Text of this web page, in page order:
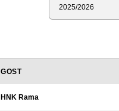
GOST
HNK Rama